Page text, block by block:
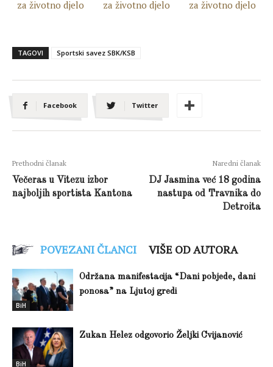
TAGOVI Sportski savez SBK/KSB
Facebook Twitter
Prethodni članak
Večeras u Vitezu izbor
najboljih sportista Kantona
Naredni članak
DJ Jasmina već 18 godina
nastupa od Travnika do
Detroita
POVEZANI ČLANCI VIŠE OD AUTORA
BiH
Održana manifestacija “Dani pobjede, dani
ponosa” na Ljutoj gredi
BiH
Zukan Helez odgovorio Željki Cvijanović